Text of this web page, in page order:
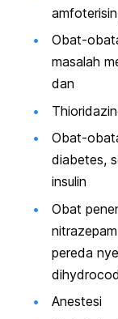
Obat-
masalah
dan
Obat-
diabetes,
insulin
Obat
pereda
Anestesi